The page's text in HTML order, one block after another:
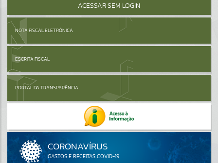
ACESSAR SEM LOGIN
NOTA FISCAL ELETRÔNICA
ESCRITA FISCAL
PORTAL DA TRANSPARÊNCIA